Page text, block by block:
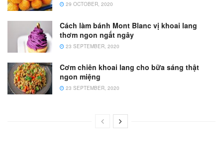
29 OCTOBER, 2020
Cách làm bánh Mont Blanc vị khoai lang
thơm ngon ngất ngây
23 SEPTEMBER, 2020
Cơm chiên khoai lang cho bữa sáng thật
ngon miệng
23 SEPTEMBER, 2020